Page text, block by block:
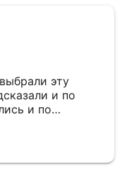
эту
и по
на все
и аккуратно,
С утра до